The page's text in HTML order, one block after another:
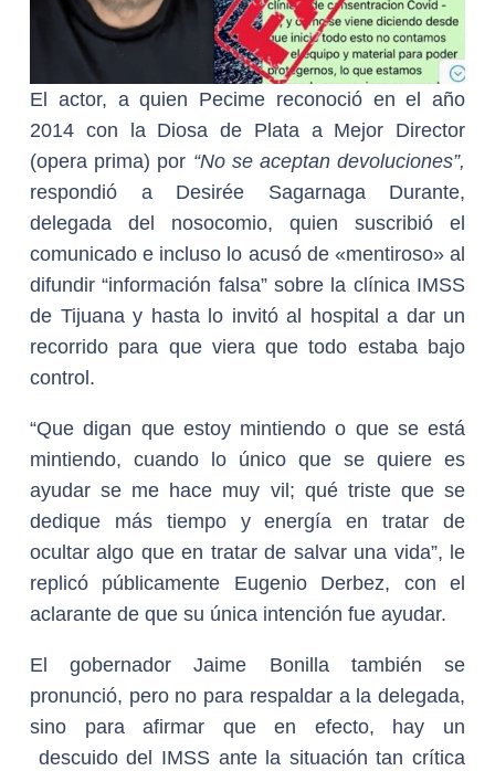
El actor, a quien Pecime reconoció en el año
2014 con la Diosa de Plata a Mejor Director
(opera prima) por “No se aceptan devoluciones”,
respondió a Desirée Sagarnaga Durante,
delegada del nosocomio, quien suscribió el
comunicado e incluso lo acusó de «mentiroso» al
difundir “información falsa” sobre la clínica IMSS
de Tijuana y hasta lo invitó al hospital a dar un
recorrido para que viera que todo estaba bajo
control.
“Que digan que estoy mintiendo o que se está
mintiendo, cuando lo único que se quiere es
ayudar se me hace muy vil; qué triste que se
dedique más tiempo y energía en tratar de
ocultar algo que en tratar de salvar una vida”, le
replicó públicamente Eugenio Derbez, con el
aclarante de que su única intención fue ayudar.
El gobernador Jaime Bonilla también se
pronunció, pero no para respaldar a la delegada,
sino para afirmar que en efecto, hay un
descuido del IMSS ante la situación tan crítica